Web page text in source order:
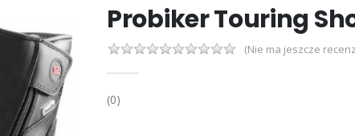
Probiker Touring
(Nie ma jeszcze
(0)